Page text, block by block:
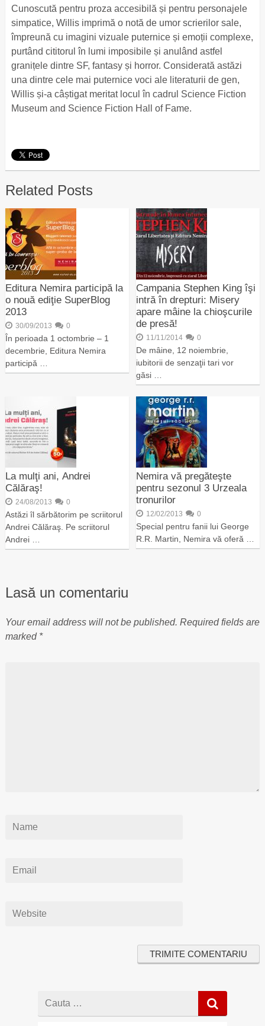
Cunoscută pentru proza accesibilă și pentru personajele
simpatice, Willis imprimă o notă de umor scrierilor sale,
împreună cu imagini vizuale puternice și emoții complexe,
purtând cititorul în lumi imposibile și anulând astfel
granițele dintre SF, fantasy și horror. Considerată astăzi
una dintre cele mai puternice voci ale literaturii de gen,
Willis și-a câștigat meritat locul în cadrul Science Fiction
Museum and Science Fiction Hall of Fame.
Related Posts
Editura Nemira participă la
o nouă ediţie SuperBlog
2013
30/09/2013 0
În perioada 1 octombrie – 1
decembrie, Editura Nemira
participă …
Campania Stephen King îşi
intră în drepturi: Misery
apare mâine la chioşcurile
de presă!
11/11/2014 0
De mâine, 12 noiembrie,
iubitorii de senzaţii tari vor
găsi …
La mulţi ani, Andrei
Călăraş!
24/08/2013 0
Astăzi îl sărbătorim pe scriitorul
Andrei Călăraş. Pe scriitorul
Andrei …
Nemira vă pregăteşte
pentru sezonul 3 Urzeala
tronurilor
12/02/2013 0
Special pentru fanii lui George
R.R. Martin, Nemira vă oferă …
Lasă un comentariu
Your email address will not be published. Required fields are
marked *
Cauta